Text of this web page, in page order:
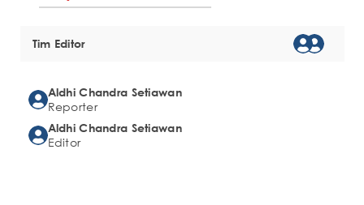
Tim Editor
Aldhi Chandra Setiawan
Reporter
Aldhi Chandra Setiawan
Editor